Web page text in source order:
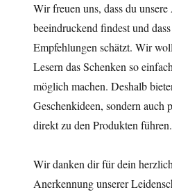
Wir freuen uns, dass du
beeindruckend findest und
Empfehlungen schätzt. Wir
Lesern das Schenken so
möglich machen. Deshalb
Geschenkideen, sondern auch
direkt zu den Produkten führen.
Wir danken dir für dein
Anerkennung unserer